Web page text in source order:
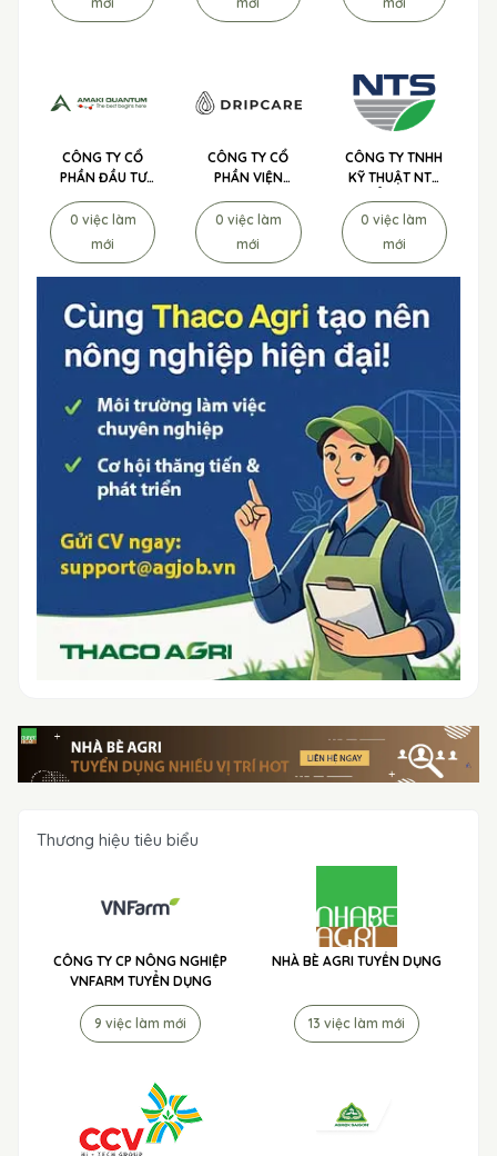
CÔNG TY CỔ
PHẦN ĐẦU TƯ
AMAKI
QUANTUM
TUYỂN DỤNG
0 việc làm
mới
CÔNG TY CỔ
PHẦN VIỆN
CHỐNG LÃO
HÓA TẾ BÀO
DRIPCARE
TUYỂN DỤNG
0 việc làm
mới
CÔNG TY TNHH
KỸ THUẬT NTS
TUYỂN DỤNG
0 việc làm
mới
Thương hiệu tiêu biểu
CÔNG TY CP NÔNG NGHIỆP
VNFARM TUYỂN DỤNG
9 việc làm mới
NHÀ BÈ AGRI TUYỂN DỤNG
13 việc làm mới